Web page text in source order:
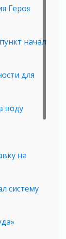
Героя
начал
для
воду
на
систему